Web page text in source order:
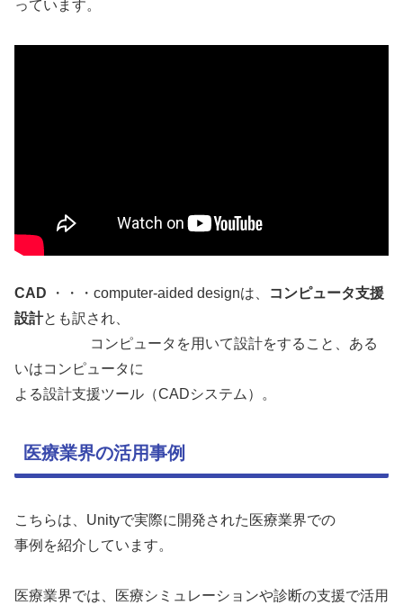
っています。
CAD ・・・computer-aided designは、
コンピュータ支援
設計とも訳され、
コンピュータを用いて設計をすること、ある
いはコンピュータに
よる設計支援ツール（CADシステム）。
医療業界の活用事例
こちらは、Unityで実際に開発された医療業界での
事例を紹介しています。
医療業界では、医療シミュレーションや診断の支援で活用